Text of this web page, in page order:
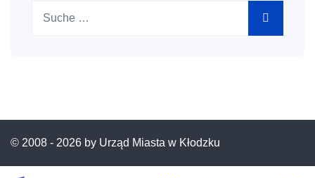
© 2008 - 2026 by Urząd Miasta w Kłodzku